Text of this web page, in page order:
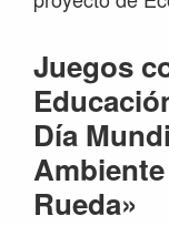
Juegos
Día
Rueda»